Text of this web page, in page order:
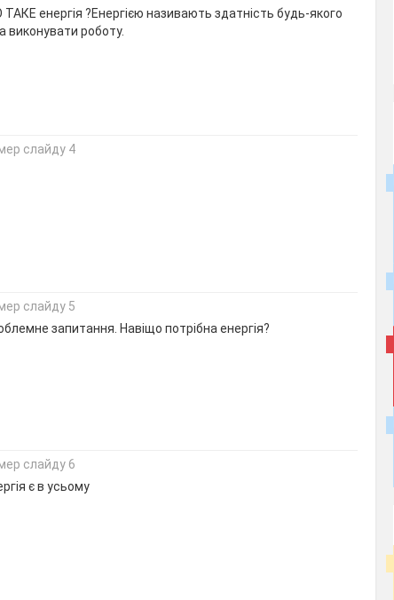
енергія ?Енергією називають здатність будь-якого
виконувати роботу.
слайду 4
слайду 5
запитання. Навіщо потрібна енергія?
слайду 6
є в усьому